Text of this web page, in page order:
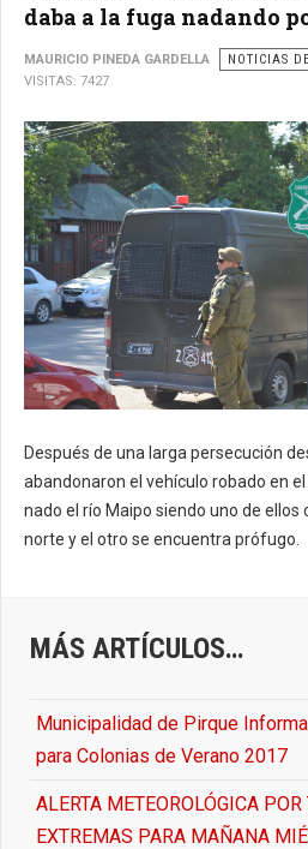
daba a la fuga nadando
MAURICIO PINEDA GARDELLA NOTICIAS
VISITAS: 7427
Después de una larga persecución
abandonaron el vehículo robado en
nado el río Maipo siendo uno de ellos
norte y el otro se encuentra prófugo.
MÁS ARTÍCULOS…
Municipalidad de Pirque
para Colonias de Verano 2017
ALERTA METEOROLÓGICA
EXTREMAS PARA MAÑANA